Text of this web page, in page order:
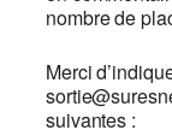
nombre de
Merci
suivantes :